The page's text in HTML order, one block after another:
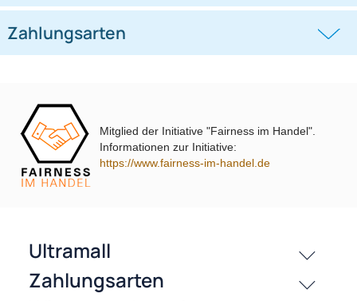
i30 Ioniq Rio für 165mm DIN
UVP 40,98 € *39,95 €
W210 Fronttür für 165mm DIN
passende Produkte
History
Mitglied der Initiative "Fairness im Handel".
Informationen zur Initiative:
https://www.fairness-im-handel.de